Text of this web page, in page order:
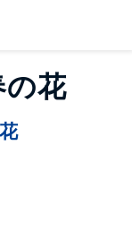
の花